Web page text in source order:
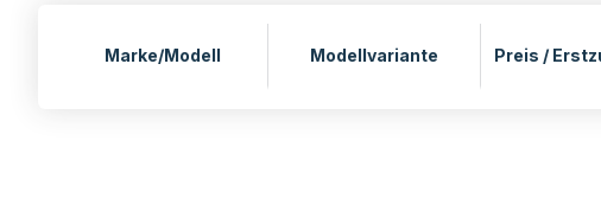
Marke/Modell Modellvariante Preis /